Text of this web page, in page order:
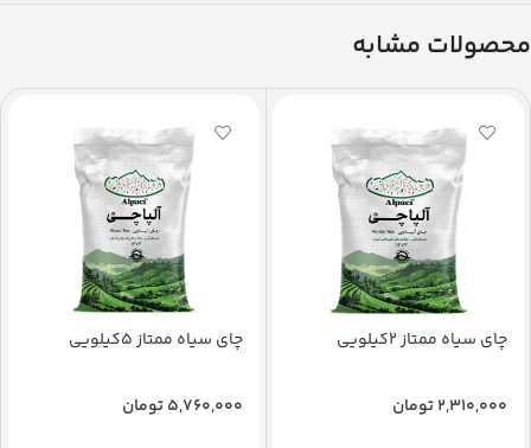
محصولات مشابه
چای سیاه ممتاز 2کیلویی
2,310,000تومان
چای سیاه ممتاز 5کیلویی
5,760,000تومان